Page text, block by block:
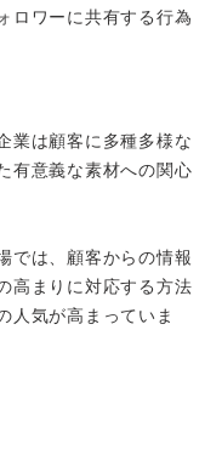
ロワーに共有する行為
業は顧客に多種多様な
有意義な素材への関心
では、顧客からの情報
高まりに対応する方法
人気が高まっていま